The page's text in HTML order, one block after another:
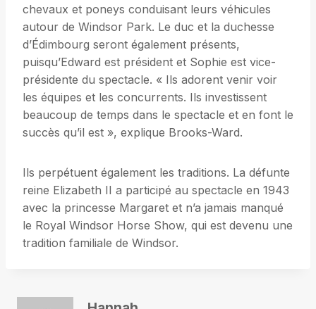
chevaux et poneys conduisant leurs véhicules
autour de Windsor Park. Le duc et la duchesse
d’Édimbourg seront également présents,
puisqu’Edward est président et Sophie est vice-
présidente du spectacle. « Ils adorent venir voir
les équipes et les concurrents. Ils investissent
beaucoup de temps dans le spectacle et en font le
succès qu’il est », explique Brooks-Ward.
Ils perpétuent également les traditions. La défunte
reine Elizabeth II a participé au spectacle en 1943
avec la princesse Margaret et n’a jamais manqué
le Royal Windsor Horse Show, qui est devenu une
tradition familiale de Windsor.